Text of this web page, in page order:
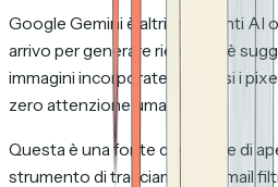
Google Gemini è altri assistenti AI
arrivo per generare riepiloghi è
immagini incorporate — inclusi i
zero attenzione umana.
Questa è una fonte crescente di
strumento di tracciamento email